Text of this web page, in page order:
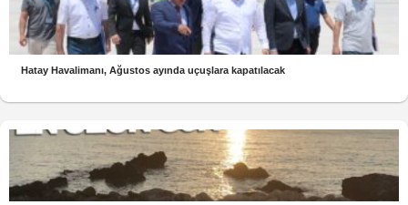
Hatay Havalimanı, Ağustos ayında uçuşlara kapatılacak